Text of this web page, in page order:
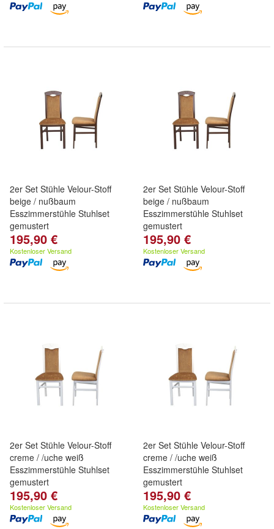
2er Set Stühle Velour-Stoff
beige / nußbaum
Esszimmerstühle Stuhlset
gemustert
195,90 €
Kostenloser Versand
2er Set Stühle Velour-Stoff
beige / nußbaum
Esszimmerstühle Stuhlset
gemustert
195,90 €
Kostenloser Versand
2er Set Stühle Velour-Stoff
creme / /uche weiß
Esszimmerstühle Stuhlset
gemustert
195,90 €
Kostenloser Versand
2er Set Stühle Velour-Stoff
creme / /uche weiß
Esszimmerstühle Stuhlset
gemustert
195,90 €
Kostenloser Versand